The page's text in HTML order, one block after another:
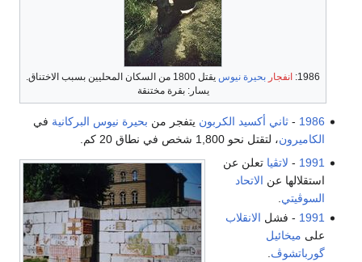
1986: انفجار بحيرة نيوس
يقتل 1800 من السكان المحليين بسبب الاختناق.
يسار: بقرة مختنقة
1986
-ثاني أكسيد الكربون يتفجر من بحيرة نيوس البركانية في
الكاميرون، لتقتل نحو 1,800 شخص في نطاق 20 كم.
1991
- لاتڤيا تعلن عن
استقلالها عن الاتحاد
السوڤيتي
1991 - فشل الانقلاب
على ميخائيل
گورباتشوڤ